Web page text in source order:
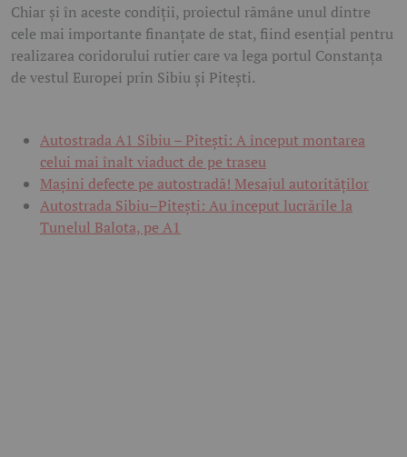
Chiar și în aceste condiții, proiectul rămâne unul dintre
cele mai importante finanțate de stat, fiind esențial pentru
realizarea coridorului rutier care va lega portul Constanța
de vestul Europei prin Sibiu și Pitești.
Autostrada A1 Sibiu – Pitești: A început montarea
celui mai înalt viaduct de pe traseu
Mașini defecte pe autostradă! Mesajul autorităților
Autostrada Sibiu–Pitești: Au început lucrările la
Tunelul Balota, pe A1